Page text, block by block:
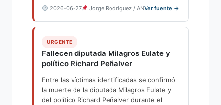
2026-06-27 Jorge Rodríguez / ANVer fuente →
URGENTE
Fallecen diputada Milagros Eulate y
político Richard Peñalver
Entre las víctimas identificadas se confirmó
la muerte de la diputada Milagros Eulate y
del político Richard Peñalver durante el